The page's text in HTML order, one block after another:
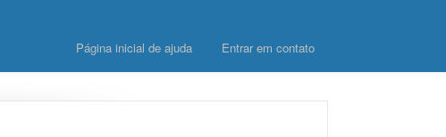
Página inicial de ajuda Entrar em contato